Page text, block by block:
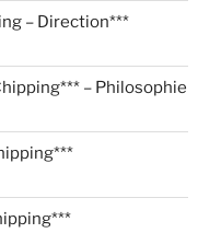
– Direction***
– Philosophie